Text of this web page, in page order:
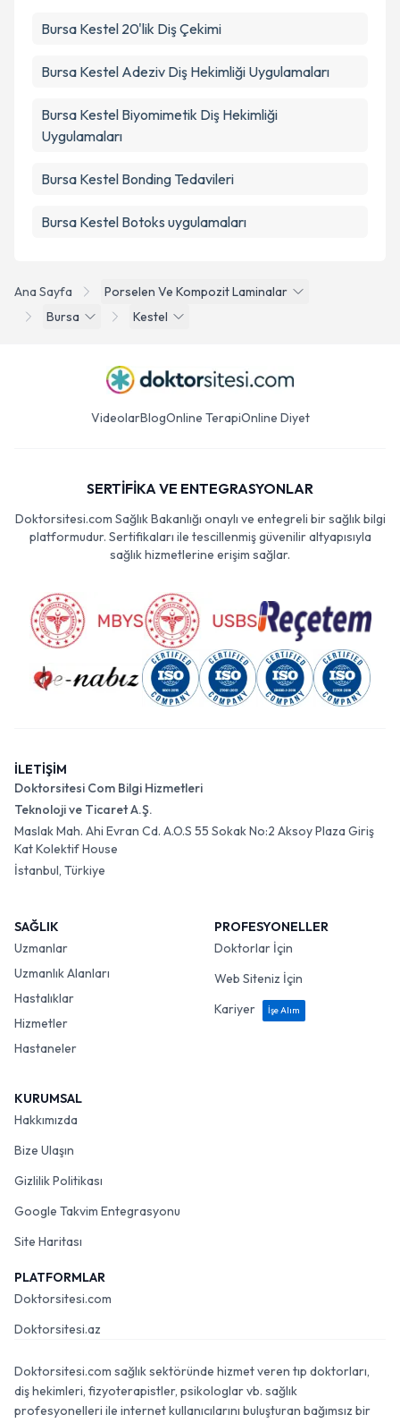
Ana Sayfa
Porselen Ve Kompozit Laminalar
Bursa
Kestel
Bursa Kestel 20'lik Diş Çekimi
Bursa Kestel Adeziv Diş Hekimliği Uygulamaları
Bursa Kestel Biyomimetik Diş Hekimliği
Uygulamaları
Bursa Kestel Bonding Tedavileri
Bursa Kestel Botoks uygulamaları
VideolarBlogOnline TerapiOnline Diyet
SERTİFİKA VE ENTEGRASYONLAR
Doktorsitesi.com Sağlık Bakanlığı onaylı ve entegreli bir sağlık bilgi
platformudur. Sertifikaları ile tescillenmiş güvenilir altyapısıyla
sağlık hizmetlerine erişim sağlar.
İLETİŞİM
Doktorsitesi Com Bilgi Hizmetleri
Teknoloji ve Ticaret A.Ş.
Maslak Mah. Ahi Evran Cd. A.O.S 55 Sokak No:2 Aksoy Plaza Giriş
Kat Kolektif House
İstanbul, Türkiye
SAĞLIK
Uzmanlar
Uzmanlık Alanları
Hastalıklar
Hizmetler
Hastaneler
PROFESYONELLER
Doktorlar İçin
Web Siteniz İçin
Kariyer
İşe Alım
KURUMSAL
Hakkımızda
Bize Ulaşın
Gizlilik Politikası
Google Takvim Entegrasyonu
Site Haritası
PLATFORMLAR
Doktorsitesi.com
Doktorsitesi.az
Doktorsitesi.com sağlık sektöründe hizmet veren tıp doktorları,
diş hekimleri, fizyoterapistler, psikologlar vb. sağlık
profesyonelleri ile internet kullanıcılarını buluşturan bağımsız bir